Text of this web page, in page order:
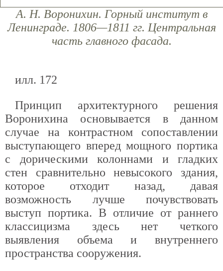
А. Н. Воронихин. Горный институт в
Ленинграде. 1806—1811 гг. Центральная
часть главного фасада.
илл. 172
Принцип архитектурного решения
Воронихина основывается в данном
случае на контрастном сопоставлении
выступающего вперед мощного портика
с дорическими колоннами и гладких
стен сравнительно невысокого здания,
которое отходит назад, давая
возможность лучше почувствовать
выступ портика. В отличие от раннего
классицизма здесь нет четкого
выявления объема и внутреннего
пространства сооружения.